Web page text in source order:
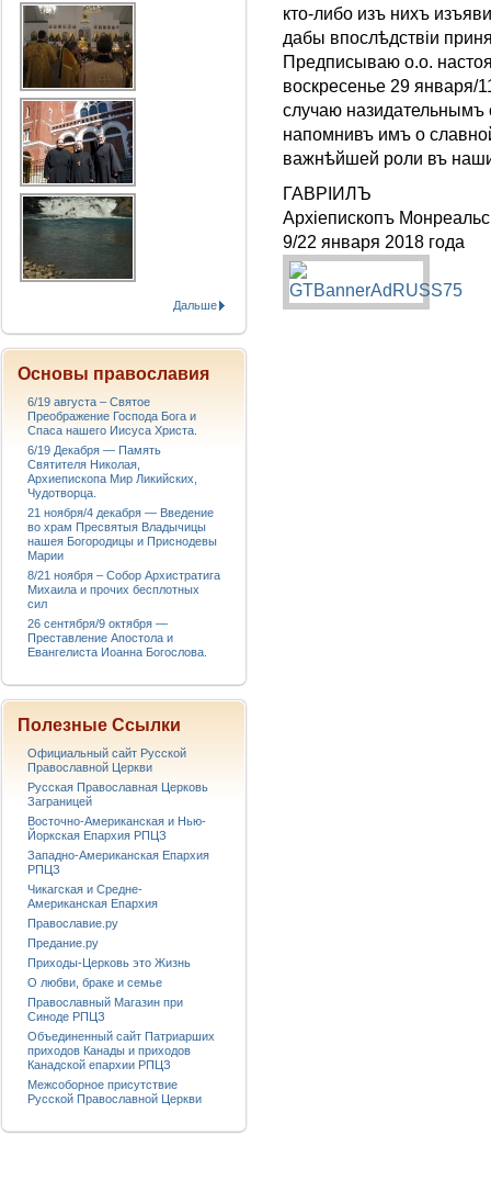
кто-либо изъ нихъ
дабы впослѣдствiи
Предписываю о.о.
воскресенье 29
случаю
напомнивъ имъ о
важнѣйшей роли въ
ГАВРIИЛЪ
Архieпископъ
9/22 января 2018 года
Дальше
Основы православия
6/19 августа – Святое
Преображение Господа Бога и
Спаса нашего Иисуса Христа.
6/19 Декабря — Память
Святителя Николая,
Архиепископа Мир Ликийских,
Чудотворца.
21 ноября/4 декабря — Введение
во храм Пресвятыя Владычицы
нашея Богородицы и Приснодевы
Марии
8/21 ноября – Собор Архистратига
Михаила и прочих бесплотных
сил
26 сентября/9 октября —
Преставление Апостола и
Евангелиста Иоанна Богослова.
Полезные Ссылки
Официальный сайт Русской
Православной Церкви
Русская Православная Церковь
Заграницей
Восточно-Американская и Нью-
Йоркская Епархия РПЦЗ
Западно-Американская Епархия
РПЦЗ
Чикагская и Средне-
Американская Епархия
Православие.ру
Предание.ру
Приходы-Церковь это Жизнь
О любви, браке и семье
Православный Магазин при
Синоде РПЦЗ
Объединенный сайт Патриарших
приходов Канады и приходов
Канадской епархии РПЦЗ
Межсоборное присутствие
Русской Православной Церкви